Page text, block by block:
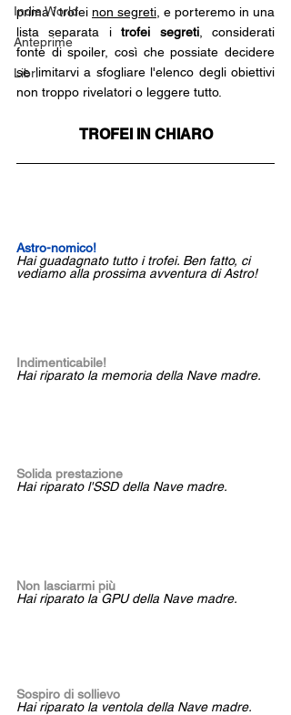
Indie World
Anteprime
Libri
prima i trofei non segreti , e porteremo in una
lista separata i trofei segreti, considerati
fonte di spoiler, così che possiate decidere
se limitarvi a sfogliare l'elenco degli obiettivi
non troppo rivelatori o leggere tutto.
TROFEI IN CHIARO
Astro-nomico!
Hai guadagnato tutto i trofei. Ben fatto, ci
vediamo alla prossima avventura di Astro!
Indimenticabile!
Hai riparato la memoria della Nave madre.
Solida prestazione
Hai riparato l'SSD della Nave madre.
Non lasciarmi più
Hai riparato la GPU della Nave madre.
Sospiro di sollievo
Hai riparato la ventola della Nave madre.